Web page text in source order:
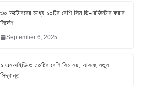
৩০ অক্টোবরের মধ্যে ১০টির বেশি সিম ডি-রেজিস্টার করার
নির্দেশ
September 6, 2025
১ এনআইডিতে ১০টির বেশি সিম নয়, আসছে নতুন
সিদ্ধান্ত